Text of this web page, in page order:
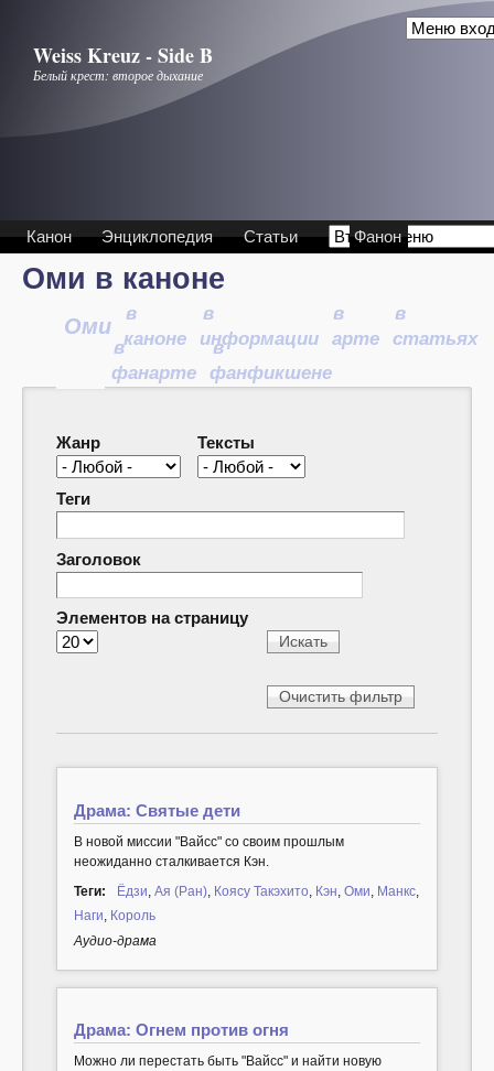
Weiss Kreuz - Side B
Белый крест: второе дыхание
Канон Энциклопедия Статьи Фанон
Оми в каноне
Оми
в
каноне
в
информации
в
арте
в
статьях
в
фанарте
в
фанфикшене
Жанр Тексты
Теги
Заголовок
Элементов на страницу
Драма: Святые дети
В новой миссии "Вайсс" со своим прошлым
неожиданно сталкивается Кэн.
Теги:
Ёдзи Ая (Ран) Коясу Такэхито Кэн Оми Манкс
Наги Король
Аудио-драма
Драма: Огнем против огня
Можно ли перестать быть "Вайсс" и найти новую